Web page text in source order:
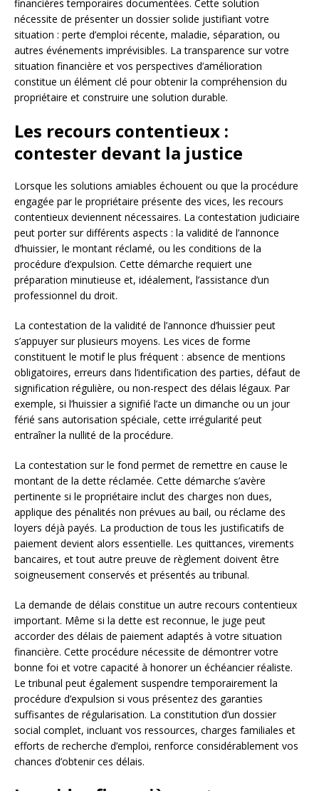
financières temporaires documentées. Cette solution
nécessite de présenter un dossier solide justifiant votre
situation : perte d’emploi récente, maladie, séparation, ou
autres événements imprévisibles. La transparence sur votre
situation financière et vos perspectives d’amélioration
constitue un élément clé pour obtenir la compréhension du
propriétaire et construire une solution durable.
Les recours contentieux :
contester devant la justice
Lorsque les solutions amiables échouent ou que la procédure
engagée par le propriétaire présente des vices, les recours
contentieux deviennent nécessaires. La contestation judiciaire
peut porter sur différents aspects : la validité de l’annonce
d’huissier, le montant réclamé, ou les conditions de la
procédure d’expulsion. Cette démarche requiert une
préparation minutieuse et, idéalement, l’assistance d’un
professionnel du droit.
La contestation de la validité de l’annonce d’huissier peut
s’appuyer sur plusieurs moyens. Les vices de forme
constituent le motif le plus fréquent : absence de mentions
obligatoires, erreurs dans l’identification des parties, défaut de
signification régulière, ou non-respect des délais légaux. Par
exemple, si l’huissier a signifié l’acte un dimanche ou un jour
férié sans autorisation spéciale, cette irrégularité peut
entraîner la nullité de la procédure.
La contestation sur le fond permet de remettre en cause le
montant de la dette réclamée. Cette démarche s’avère
pertinente si le propriétaire inclut des charges non dues,
applique des pénalités non prévues au bail, ou réclame des
loyers déjà payés. La production de tous les justificatifs de
paiement devient alors essentielle. Les quittances, virements
bancaires, et tout autre preuve de règlement doivent être
soigneusement conservés et présentés au tribunal.
La demande de délais constitue un autre recours contentieux
important. Même si la dette est reconnue, le juge peut
accorder des délais de paiement adaptés à votre situation
financière. Cette procédure nécessite de démontrer votre
bonne foi et votre capacité à honorer un échéancier réaliste.
Le tribunal peut également suspendre temporairement la
procédure d’expulsion si vous présentez des garanties
suffisantes de régularisation. La constitution d’un dossier
social complet, incluant vos ressources, charges familiales et
efforts de recherche d’emploi, renforce considérablement vos
chances d’obtenir ces délais.